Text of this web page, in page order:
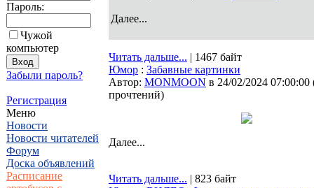
Пароль:
Чужой
компьютер
Забыли пароль?
Регистрация
Меню
Новости
Новости читателей
Форум
Доска объявлений
Расписание
Далее...
Читать дальше... | 1467 байт
Юмор : Забавные картинки
Автор: MONMOON в 24/02/2024 07:00:00
прочтений)
Далее...
Читать дальше... | 823 байт